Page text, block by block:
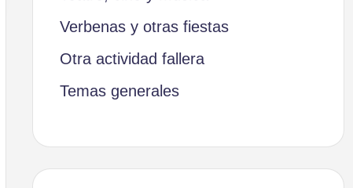
Verbenas y otras fiestas
Otra actividad fallera
Temas generales